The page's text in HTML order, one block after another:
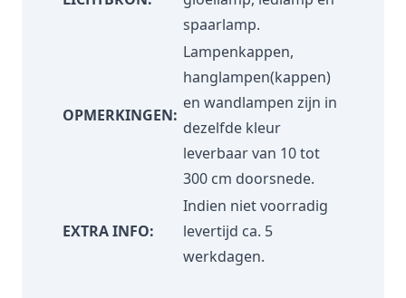
spaarlamp.
OPMERKINGEN:
Lampenkappen,
hanglampen(kappen)
en wandlampen zijn in
dezelfde kleur
leverbaar van 10 tot
300 cm doorsnede.
EXTRA INFO:
Indien niet voorradig
levertijd ca. 5
werkdagen.